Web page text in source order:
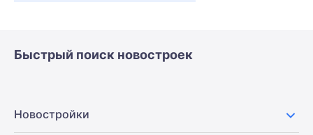
Быстрый поиск новостроек
Новостройки